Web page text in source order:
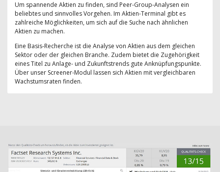
Um spannende Aktien zu finden, sind Peer-Group-Analysen ein
beliebtes und sinnvolles Vorgehen. Im Aktien-Terminal gibt es
zahlreiche Möglichkeiten, um sich auf die Suche nach ähnlichen
Aktien zu machen.
Eine Basis-Recherche ist die Analyse von Aktien aus dem gleichen
Sektor oder der gleichen Branche. Zudem bietet die Zugehörigkeit
eines Titel zu Anlage- und Zukunftstrends gute Anknüpfungspunkte.
Über unser Screener-Modul lassen sich Aktien mit vergleichbaren
Wachstumsraten finden.